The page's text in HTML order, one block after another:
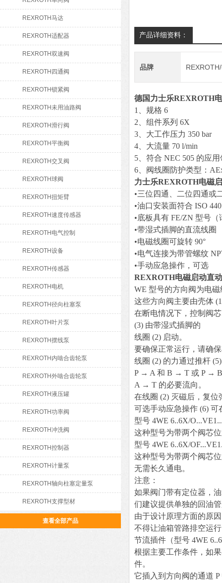
REXROTH马达
REXROTH适配器
REXROTH双速阀
REXROTH四通阀
REXROTH锁紧阀
REXROTH未用油路阀
REXROTH滑行阀
REXROTH平衡阀
REXROTH交叉阀
REXROTH球阀
REXROTH扭矩臂
REXROTH速度传感器
REXROTH电气控制
REXROTH设备
REXROTH传感器
REXROTH电机
REXROTH径向柱塞泵
REXROTH叶片泵
REXROTH摆线泵
REXROTH内啮合齿轮泵
REXROTH外啮合齿轮泵
REXROTH液压罐
REXROTH功率阀
REXROTH冲洗阀
REXROTH控制器
REXROTH计量泵
REXROTH轴向柱塞定量泵
REXROTH支撑型材
查看全部产品
产品详细资料：
品牌
德国力士乐REXROTH
1、规格 6
2、组件系列 6X
3、大工作压力 350 bar
4、大流量 70 l/min
5、符合 NEC 505 的应
6、阀线圈防护类型：
力士乐REXROTH电磁
•三位四通、二位四通或
•油口安装面符合 ISO
•底板具有 FE/ZN 型号
•带湿式插脚的直流线圈
•电磁线圈可旋转 90°
•电气连接为带管螺纹
•手动应急操作，可选
REXROTH电磁启动直
WE 型号的方向阀为电
这些方向阀主要由壳体
在断电情况下，控制阀
(3) 由带湿式插脚的
线圈 (2) 启动。
要确保正常运行，请确
线圈 (2) 的力通过推杆
P → A 和 B → T 或 P →
A → T 的必要流向。
在线圈 (2) 灭磁后，复位
可选手动应急操作 (6)
型号 4WE 6..6X/
这种型号为带两个阀芯
型号 4WE 6..6X/
这种型号为带两个阀芯
无需长久通电。
注意：
如果阀门带有定位器，
们建议提供单独的回油
由于设计原理方面的原
不得让油箱管路排空运
节流插件（型号 4WE
根据主要工作条件，如
件。
它插入到方向阀的通道 P